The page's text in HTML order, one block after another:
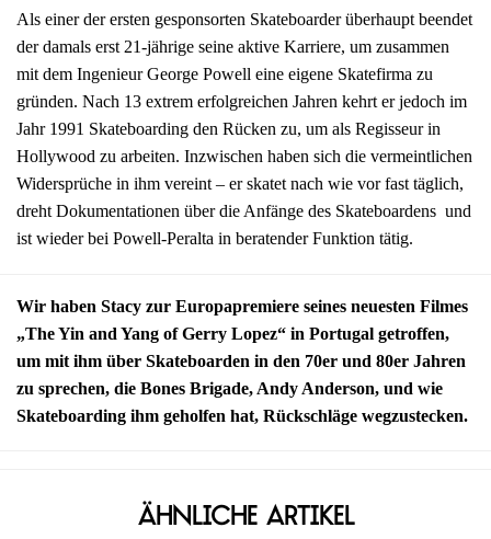
Als einer der ersten gesponsorten Skateboarder überhaupt beendet
der damals erst 21-jährige seine aktive Karriere, um zusammen
mit dem Ingenieur George Powell eine eigene Skatefirma zu
gründen. Nach 13 extrem erfolgreichen Jahren kehrt er jedoch im
Jahr 1991 Skateboarding den Rücken zu, um als Regisseur in
Hollywood zu arbeiten. Inzwischen haben sich die vermeintlichen
Widersprüche in ihm vereint – er skatet nach wie vor fast täglich,
dreht Dokumentationen über die Anfänge des Skateboardens und
ist wieder bei Powell-Peralta in beratender Funktion tätig.
Wir haben Stacy zur Europapremiere seines neuesten Filmes
„The Yin and Yang of Gerry Lopez“ in Portugal getroffen,
um mit ihm über Skateboarden in den 70er und 80er Jahren
zu sprechen, die Bones Brigade, Andy Anderson, und wie
Skateboarding ihm geholfen hat, Rückschläge wegzustecken.
Ähnliche Artikel